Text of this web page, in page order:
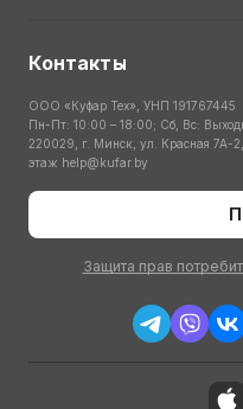
Контакты
ООО «Куфар Тех», УНП 191767445
Пн-Пт: 10:00 – 18:00; Сб, Вс:
220029, г. Минск, ул. Красная 7А-
этаж help@kufar.by
Защита прав